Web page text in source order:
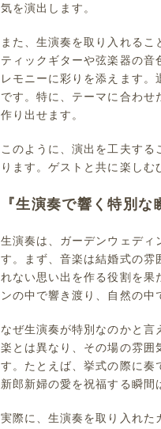
気を演出します。
また、生演奏を取り入れる
ティックギターや弦楽器の音
レモニーに彩りを添えます
です。特に、テーマに合わせ
作り出せます。
このように、演出を工夫する
ります。ゲストと共に楽しむ
『生演奏で響く特別な
生演奏は、ガーデンウェディ
す。まず、音楽は結婚式の雰
れない思い出を作る役割を果
ンの中で響き渡り、自然の中
なぜ生演奏が特別なのかと
楽とは異なり、その場の雰囲
す。たとえば、挙式の際に奏
新郎新婦の愛を祝福する瞬間
実際に、生演奏を取り入れた